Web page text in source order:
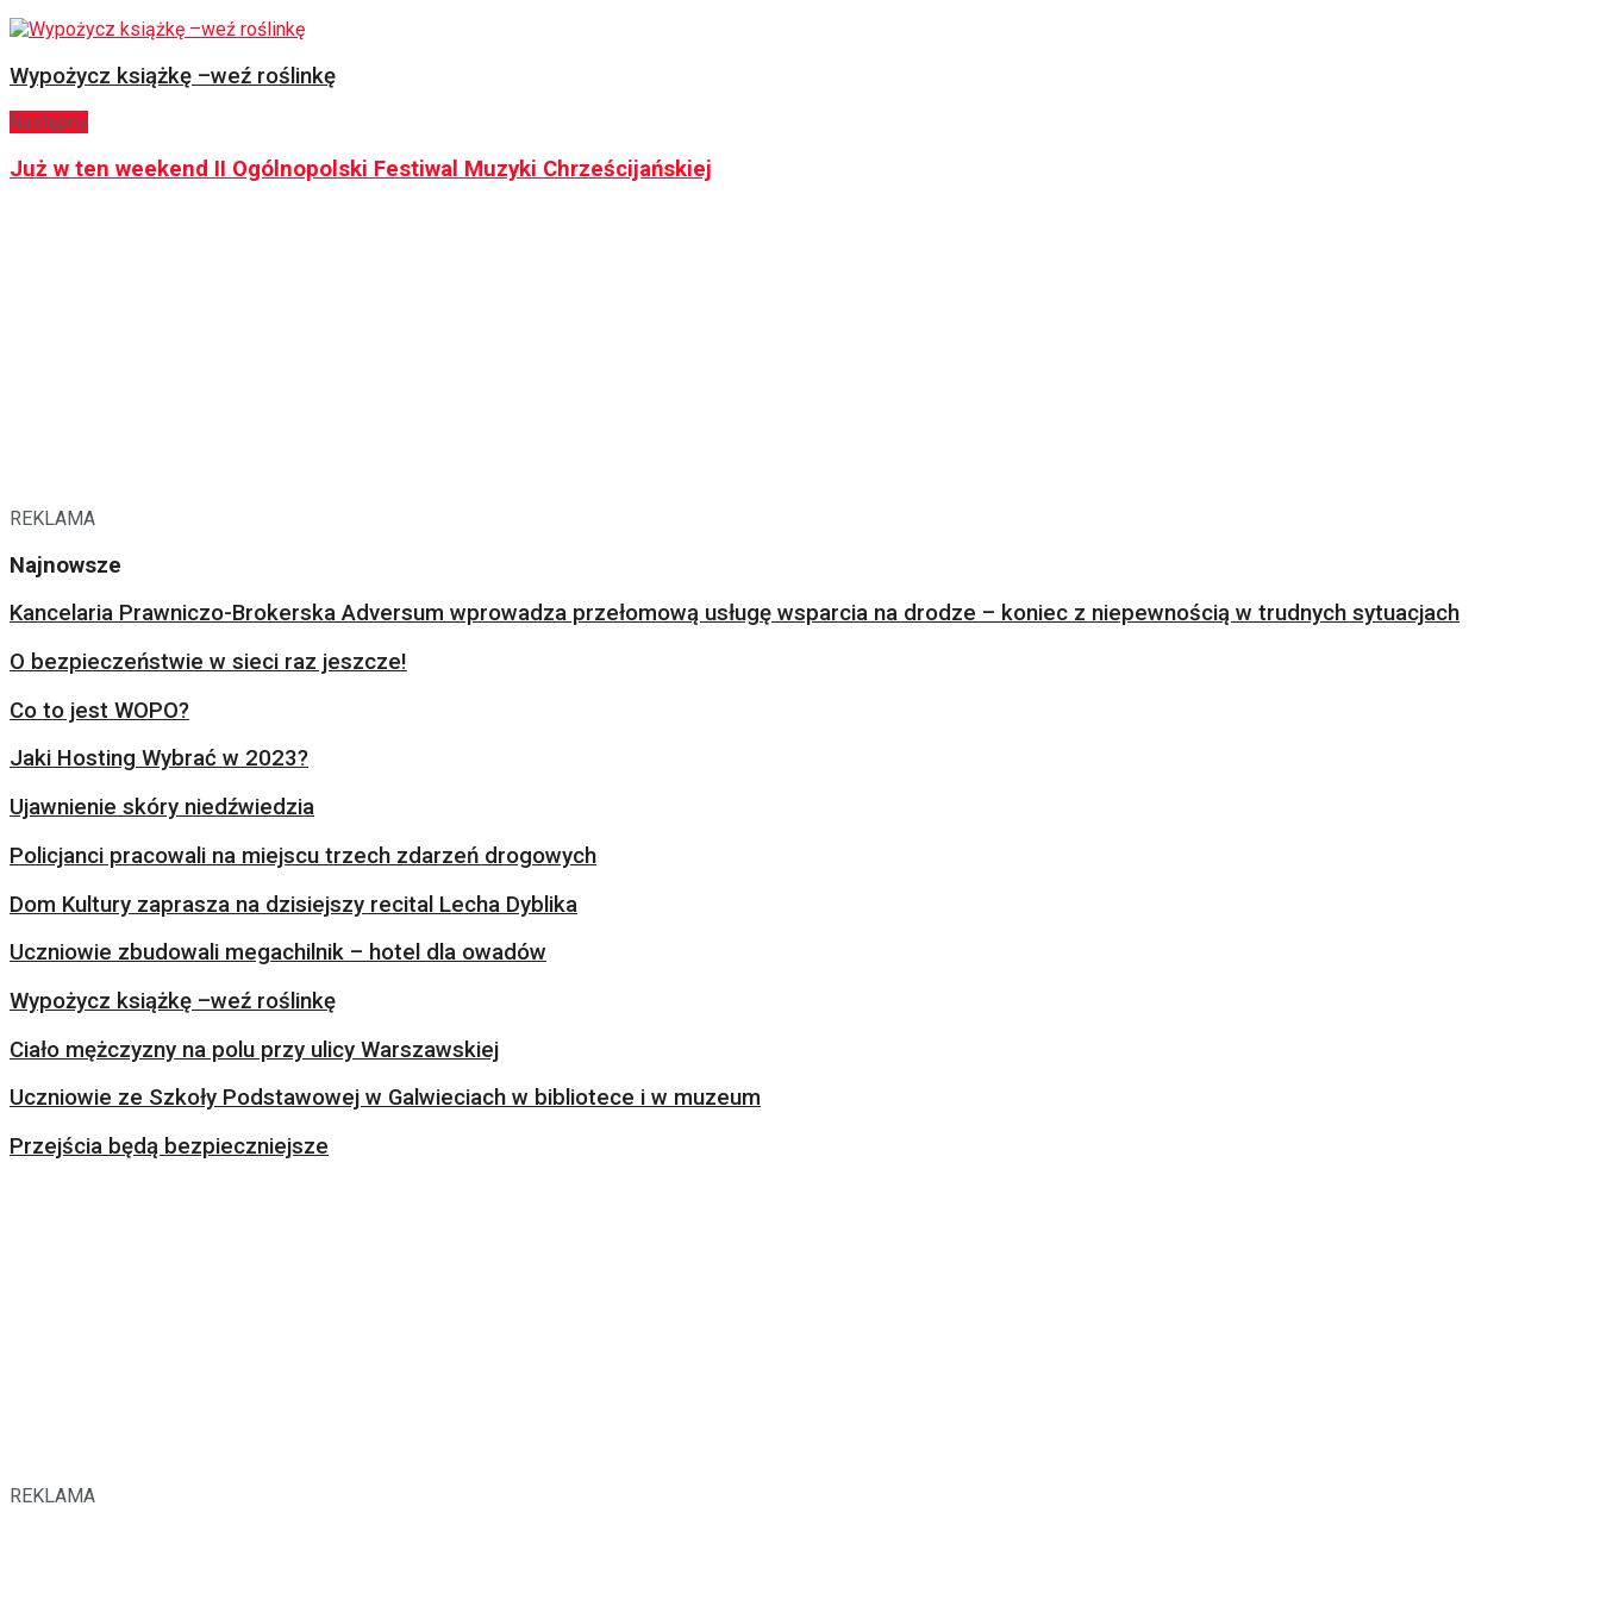
Wypożycz książkę –weź roślinkę
Następny
Już w ten weekend II Ogólnopolski Festiwal Muzyki Chrześcijańskiej
REKLAMA
Najnowsze
Kancelaria Prawniczo-Brokerska Adversum wprowadza przełomową usługę wsparcia na drodze – koniec z niepewnością w trudnych sytuacjach
O bezpieczeństwie w sieci raz jeszcze!
Co to jest WOPO?
Jaki Hosting Wybrać w 2023?
Ujawnienie skóry niedźwiedzia
Policjanci pracowali na miejscu trzech zdarzeń drogowych
Dom Kultury zaprasza na dzisiejszy recital Lecha Dyblika
Uczniowie zbudowali megachilnik – hotel dla owadów
Wypożycz książkę –weź roślinkę
Ciało mężczyzny na polu przy ulicy Warszawskiej
Uczniowie ze Szkoły Podstawowej w Galwieciach w bibliotece i w muzeum
Przejścia będą bezpieczniejsze
REKLAMA